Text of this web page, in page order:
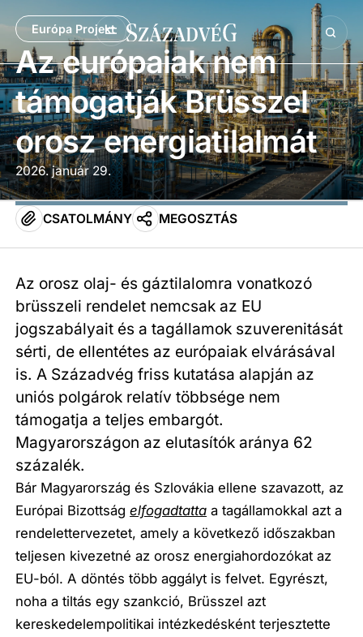
Európa Projekt
Az európaiak nem
támogatják Brüsszel
orosz energiatilalmát
2026. január 29.
CSATOLMÁNY MEGOSZTÁS
Az orosz olaj- és gáztilalomra vonatkozó
brüsszeli rendelet nemcsak az EU
jogszabályait és a tagállamok szuverenitását
sérti, de ellentétes az európaiak elvárásával
is. A Századvég friss kutatása alapján az
uniós polgárok relatív többsége nem
támogatja a teljes embargót.
Magyarországon az elutasítók aránya 62
százalék.
Bár Magyarország és Szlovákia ellene szavazott, az
Európai Bizottságelfogadtatta a tagállamokkal azt a
rendelettervezetet, amely a következő időszakban
teljesen kivezetné az orosz energiahordozókat az
EU-ból. A döntés több aggályt is felvet. Egyrészt,
noha a tiltás egy szankció, Brüsszel azt
kereskedelempolitikai intézkedésként terjesztette